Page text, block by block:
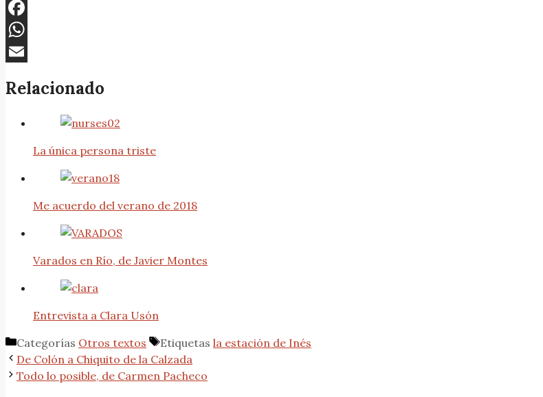
X
Facebook
WhatsApp
Relacionado
La única persona triste
Me acuerdo del verano de 2018
Varados en Río, de Javier Montes
Entrevista a Clara Usón
Categorías Otros textos Etiquetas la estación de Inés
De Colón a Chiquito de la Calzada
Todo lo posible, de Carmen Pacheco